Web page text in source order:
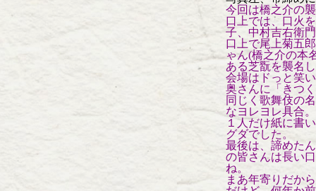
今回は橋之介の
口上では、口火
子、中村吉右衛
口上で尾上菊五
ゃん(橋之介の本
ある芝翫を襲名
会場はドっと笑
奥さんに「きつ
同じく歌舞伎の
なヨレヨレ具合。
１人だけ紙に書
グダでした。
最後は、諦めた
の皆さんは長い
ね。
まあ年寄りだか